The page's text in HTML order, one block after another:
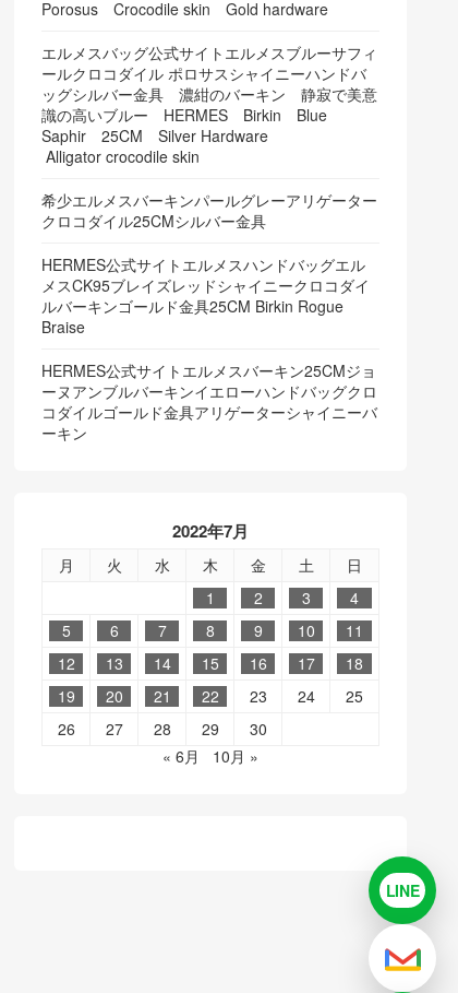
Porosus Crocodile skin Gold hardware
エルメスバッグ公式サイトエルメスブルーサフィ
ールクロコダイル ポロサスシャイニーハンドバ
ッグシルバー金具 濃紺のバーキン 静寂で美意
識の高いブルー HERMES Birkin Blue
Saphir 25CM Silver Hardware
Alligator crocodile skin
希少エルメスバーキンパールグレーアリゲーター
クロコダイル25CMシルバー金具
HERMES公式サイトエルメスハンドバッグエル
メスCK95ブレイズレッドシャイニークロコダイ
ルバーキンゴールド金具25CM Birkin Rogue
Braise
HERMES公式サイトエルメスバーキン25CMジョ
ーヌアンブルバーキンイエローハンドバッグクロ
コダイルゴールド金具アリゲーターシャイニーバ
ーキン
2022年7月
月 火 水 木 金 土
日
1
2 3
4
5
6 7 8 9 10
11
12
13 14 15 16 17
18
19
20 21 22 23 24
25
26
27 28 29
30
« 6月
10月 »
LINELINEで
メール